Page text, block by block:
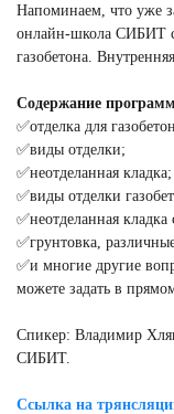
Напоминаем, что уже
онлайн-школа СИБИТ
газобетона.
Содержание
✅отделка для
✅виды отделки;
✅неотделанная кладка;
✅виды отделки
✅неотделанная
✅грунтовка,
✅и многие другие
можете задать в
Спикер: Владимир
СИБИТ.
Ссылка на